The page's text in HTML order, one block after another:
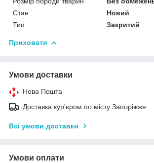
Стан
Новий
Тип
Закритий
Приховати
Умови доставки
Нова Пошта
Доставка кур'єром по місту Запоріжжя
Всі умови доставки
Умови оплати